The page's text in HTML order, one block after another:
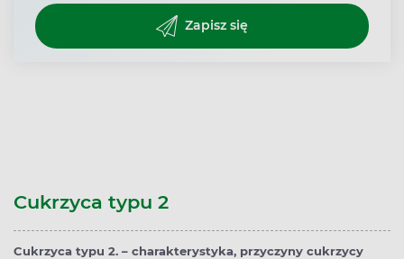
Zapisz się
Cukrzyca typu 2
Cukrzyca typu 2. – charakterystyka, przyczyny cukrzycy